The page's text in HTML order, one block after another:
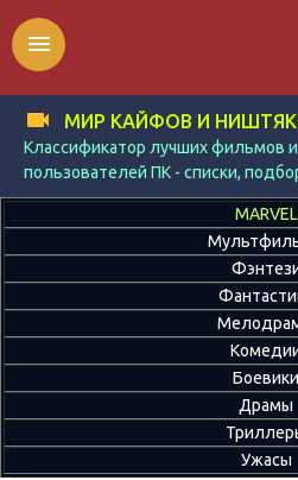
МИР КАЙФОВ И
Классификатор лучших фильмов
пользователей ПК - списки,
menu
MARVEL
Боевики
Драмы
Ужасы